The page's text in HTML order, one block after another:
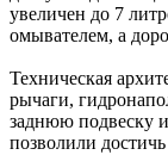
увеличен до 7
омывателем, а
Техническая
рычаги,
заднюю подвеску
позволили